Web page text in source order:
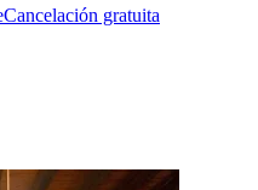
Cancelación gratuita